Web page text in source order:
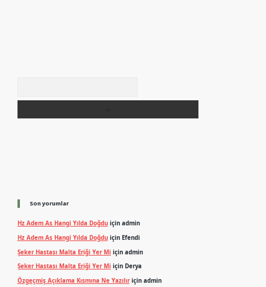
Son yorumlar
Hz Adem As Hangi Yılda Doğduiçin admin
Hz Adem As Hangi Yılda Doğduiçin Efendi
Şeker Hastası Malta Eriği Yer Miiçin admin
Şeker Hastası Malta Eriği Yer Miiçin Derya
Özgeçmiş Açıklama Kısmına Ne Yazılıriçin admin